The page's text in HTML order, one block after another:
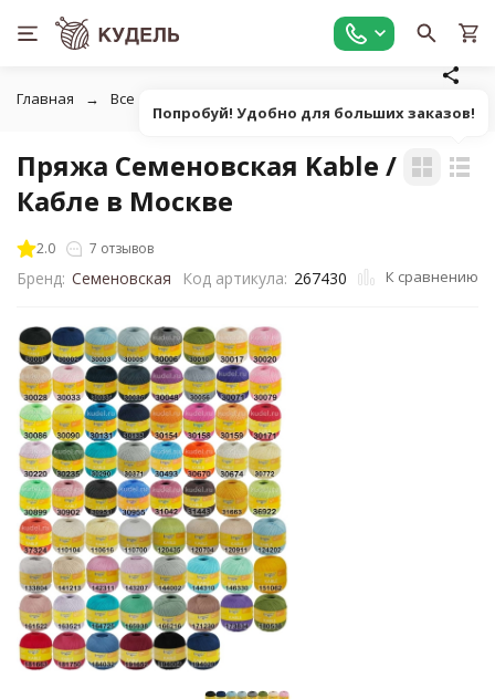
Главная Все для вязания
Пряжа Семеновская Kable /
Кабле в Москве
2.0 7 отзывов
Бренд: Семеновская Код артикула: 267430 К сравнению
Попробуй! Удобно для больших заказов!